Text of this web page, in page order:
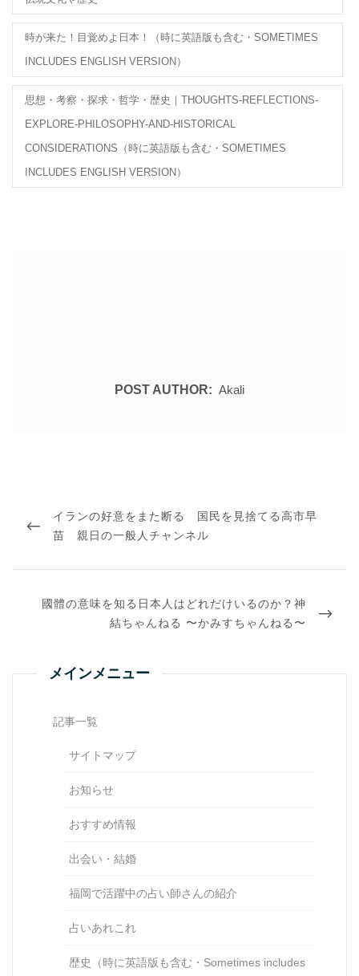
時が来た！目覚めよ日本！（時に英語版も含む・SOMETIMES
INCLUDES ENGLISH VERSION）
思想・考察・探求・哲学・歴史｜THOUGHTS-REFLECTIONS-
EXPLORE-PHILOSOPHY-AND-HISTORICAL
CONSIDERATIONS（時に英語版も含む・SOMETIMES
INCLUDES ENGLISH VERSION）
POST AUTHOR: Akali
PREVIOUS
POST
イランの好意をまた断る 国民を見捨てる高市早
苗 親日の一般人チャンネル
NEXT
國體の意味を知る日本人はどれだけいるのか？神
結ちゃんねる 〜かみすちゃんねる〜
メインメニュー
記事一覧
サイトマップ
お知らせ
おすすめ情報
出会い・結婚
福岡で活躍中の占い師さんの紹介
占いあれこれ
歴史（時に英語版も含む・Sometimes includes